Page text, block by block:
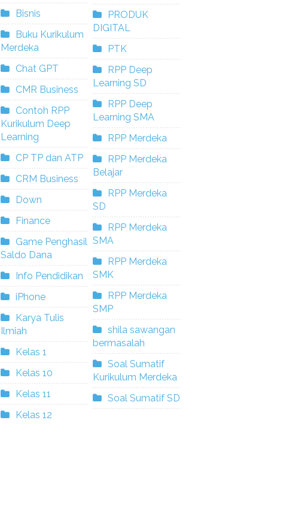
Bisnis
Buku Kurikulum
Merdeka
Chat GPT
CMR Business
Contoh RPP
Kurikulum Deep
Learning
CP TP dan ATP
CRM Business
Down
Finance
Game Penghasil
Saldo Dana
Info Pendidikan
iPhone
Karya Tulis
Ilmiah
Kelas 1
Kelas 10
Kelas 11
Kelas 12
PRODUK
DIGITAL
PTK
RPP Deep
Learning SD
RPP Deep
Learning SMA
RPP Merdeka
RPP Merdeka
Belajar
RPP Merdeka
SD
RPP Merdeka
SMA
RPP Merdeka
SMK
RPP Merdeka
SMP
shila sawangan
bermasalah
Soal Sumatif
Kurikulum Merdeka
Soal Sumatif SD